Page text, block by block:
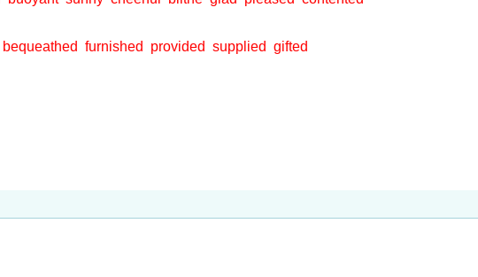
bequeathed furnished provided supplied gifted